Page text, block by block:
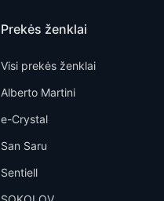
Prekės ženklai
Visi prekės ženklai
Alberto Martini
e-Crystal
San Saru
Sentiell